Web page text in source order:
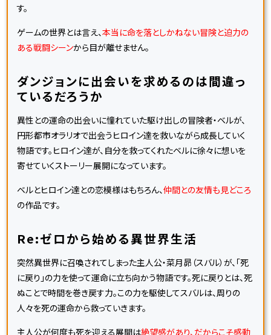
す。
ゲームの世界とは言え、本当に命を落としかねない冒険と迫力の
ある戦闘シーンから目が離せません。
ダンジョンに出会いを求めるのは間違っ
ているだろうか
異性との運命の出会いに憧れていた駆け出しの冒険者・ベルが、
円形都市オラリオで出会うヒロイン達を救いながら成長していく
物語です。ヒロイン達が、自分を救ってくれたベルに徐々に想いを
寄せていくストーリー展開になっています。
ベルとヒロイン達との恋模様はもちろん、仲間との友情も見どころ
の作品です。
Re:ゼロから始める異世界生活
突然異世界に召喚されてしまった主人公・菜月昴（スバル）が、「死
に戻り」の力を使って運命に立ち向かう物語です。死に戻りとは、死
ぬことで時間を巻き戻す力。この力を駆使してスバルは、周りの
人々を死の運命から救っていきます。
主人公が何度も死を迎える展開は絶望感があり、だからこそ感動